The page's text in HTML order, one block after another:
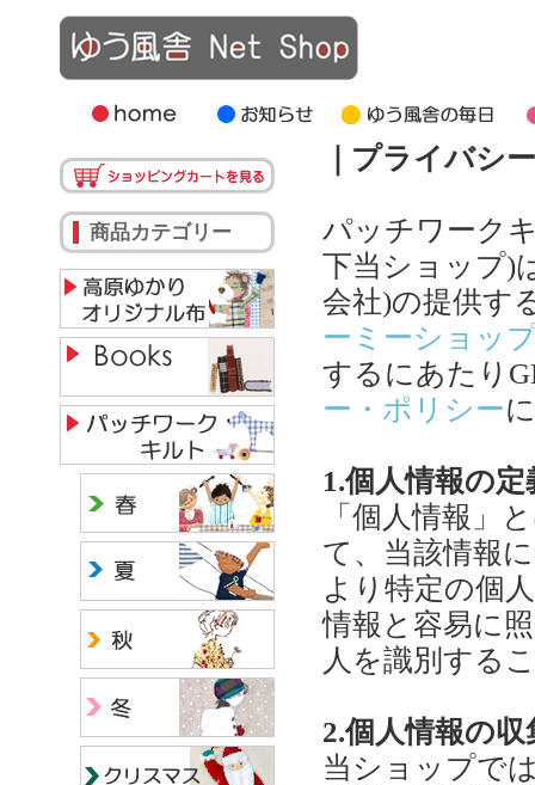
商品カテゴリー
｜プライバシ
パッチワーク
下当ショップ)
会社)の提供す
ーミーショッ
するにあたり
ー・ポリシー
1.個人情報の定
「個人情報」
て、当該情報
より特定の個
情報と容易に
人を識別する
2.個人情報の収
当ショップで